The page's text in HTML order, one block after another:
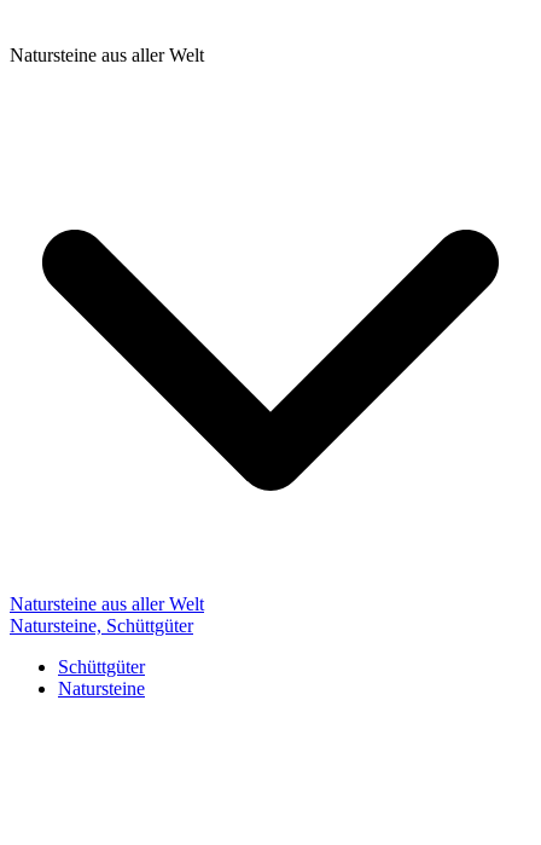
Natursteine aus aller Welt
Natursteine aus aller Welt
Natursteine, Schüttgüter
Schüttgüter
Natursteine